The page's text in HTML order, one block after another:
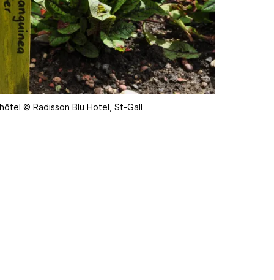
© Radisson Blu Hotel, St-Gall